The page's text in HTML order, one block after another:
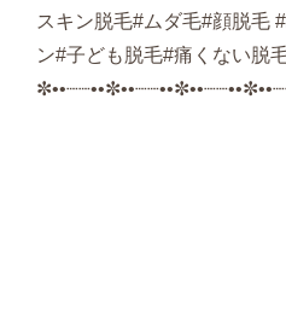
スキン脱毛#ムダ毛#顔脱毛 #
ン#子ども脱毛#痛くない脱